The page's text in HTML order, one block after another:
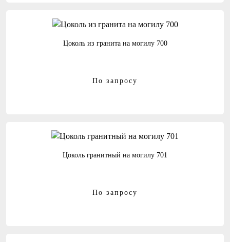
Цоколь из гранита на могилу 700
По запросу
Цоколь гранитный на могилу 701
По запросу